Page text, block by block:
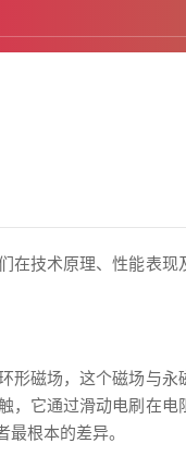
技术原理、性能表现
形磁场，这个磁场与永
，它通过滑动电刷在电
根本的差异。